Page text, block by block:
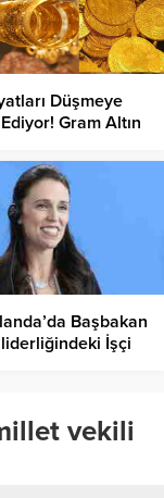
Düşmeye
Gram Altın
Başbakan
İşçi
vekili